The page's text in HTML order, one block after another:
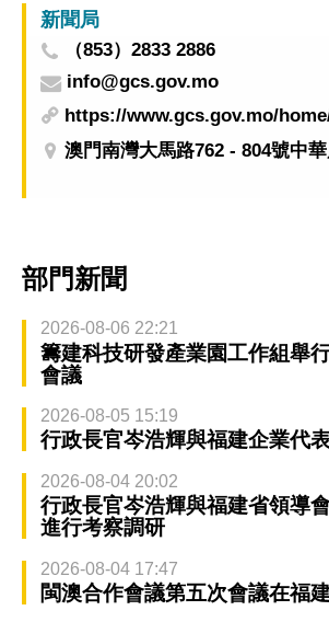
新聞局
（853）2833 2886
info@gcs.gov.mo
https://www.gcs.gov.mo/
澳門南灣大馬路762 - 804號中
部門新聞
2026-08-06 22:21
籌建科技研發產業園工作組舉
會議
2026-08-05 15:19
行政長官岑浩輝與福建企業代
2026-08-04 20:02
行政長官岑浩輝與福建省領導
進行考察調研
2026-08-04 17:47
閩澳合作會議第五次會議在福